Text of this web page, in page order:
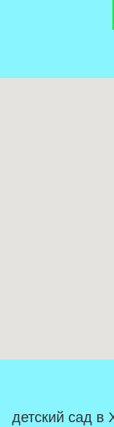
детский сад в